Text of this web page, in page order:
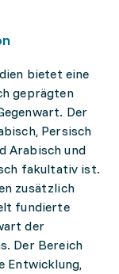
bietet eine
geprägten
Der
Persisch
Arabisch und
fakultativ ist.
zusätzlich
fundierte
der
Der Bereich
Entwicklung,